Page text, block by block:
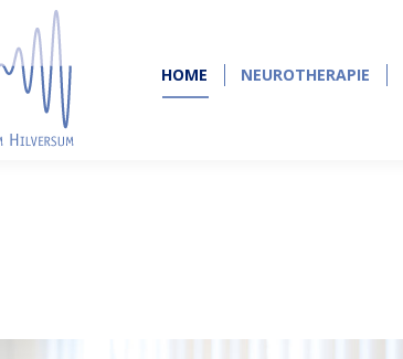
HOME NEUROTHERAPIE
HOME NEUROTHERAPIE